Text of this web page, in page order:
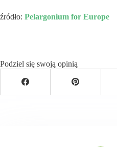
źródło: Pelargonium for Europe
Podziel się swoją opinią